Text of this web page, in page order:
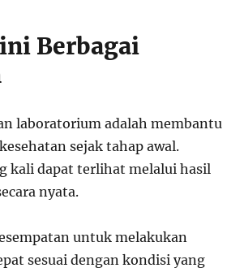
Berbagai
laboratorium adalah membantu
sejak tahap awal.
kali dapat terlihat melalui hasil
nyata.
untuk melakukan
sesuai dengan kondisi yang